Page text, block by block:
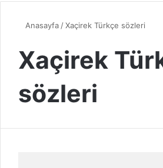
Anasayfa /Xaçirek Türkçe sözleri
Xaçirek
sözleri